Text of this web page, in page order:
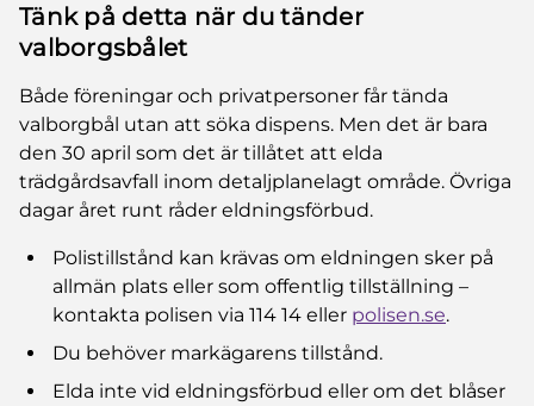
Tänk på detta när du tänder
valborgsbålet
Både föreningar och privatpersoner får tända
valborgbål utan att söka dispens. Men det är bara
den 30 april som det är tillåtet att elda
trädgårdsavfall inom detaljplanelagt område. Övriga
dagar året runt råder eldningsförbud.
Polistillstånd kan krävas om eldningen sker på
allmän plats eller som offentlig tillställning –
kontakta polisen via 114 14 eller polisen.se.
Du behöver markägarens tillstånd.
Elda inte vid eldningsförbud eller om det blåser